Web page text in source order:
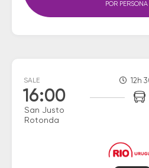
POR PERSONA
SALE
16:00
San Justo
Rotonda
12h